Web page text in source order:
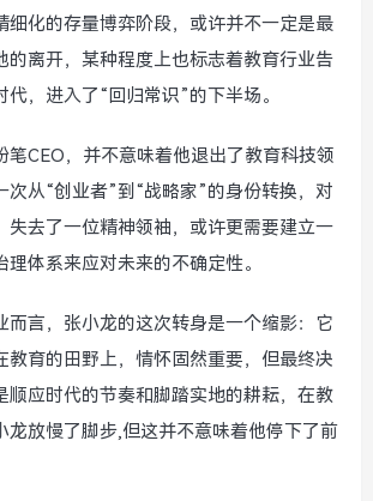
细化的存量博弈阶段，或许并不一定是最
的离开，某种程度上也标志着教育行业告
代，进入了“回归常识”的下半场。
笔CEO，并不意味着他退出了教育科技领
次从“创业者”到“战略家”的身份转换，对
失去了一位精神领袖，或许更需要建立一
体系来应对未来的不确定性。
而言，张小龙的这次转身是一个缩影：它
教育的田野上，情怀固然重要，但最终决
顺应时代的节奏和脚踏实地的耕耘，在教
龙放慢了脚步,但这并不意味着他停下了前